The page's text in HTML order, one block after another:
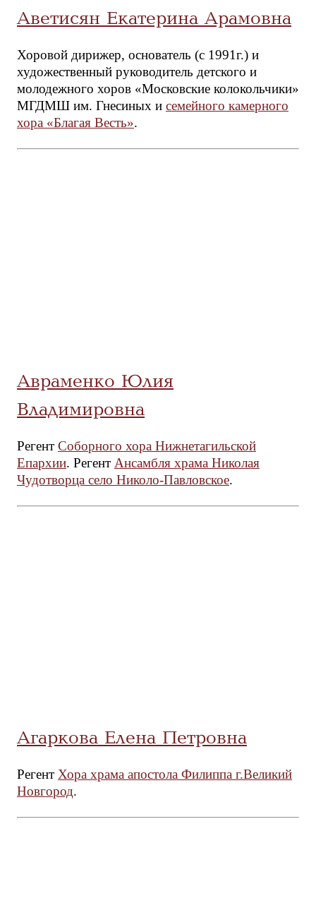
Аветисян Екатерина Арамовна
Хоровой дирижер, основатель (с 1991г.) и
художественный руководитель детского и
молодежного хоров «Московские колокольчики»
МГДМШ им. Гнесиных и семейного камерного
хора «Благая Весть».
Авраменко Юлия
Владимировна
Регент Соборного хора Нижнетагильской
Епархии. Регент Ансамбля храма Николая
Чудотворца село Николо-Павловское.
Агаркова Елена Петровна
Регент Хора храма апостола Филиппа г.Великий
Новгород.